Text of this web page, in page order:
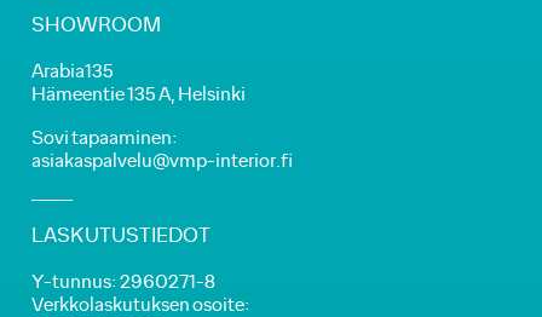
SHOWROOM
Arabia135
Hämeentie 135 A, Helsinki
Sovi tapaaminen:
asiakaspalvelu@vmp-interior.fi
LASKUTUSTIEDOT
Y-tunnus: 2960271-8
Verkkolaskutuksen osoite: